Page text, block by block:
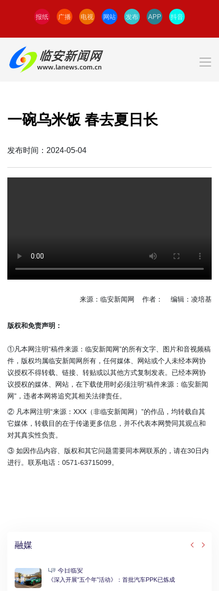
报纸 广播 电视 网站 发布 APP 抖音
一碗乌米饭 春去夏日长
发布时间：2024-05-04
来源：临安新闻网 作者： 编辑：凌培基
版权和免责声明：
①凡本网注明“稿件来源：临安新闻网”的所有文字、图片和音视频稿
件，版权均属临安新闻网所有，任何媒体、网站或个人未经本网协
议授权不得转载、链接、转贴或以其他方式复制发表。已经本网协
议授权的媒体、网站，在下载使用时必须注明“稿件来源：临安新闻
网”，违者本网将追究其相关法律责任。
② 凡本网注明“来源：XXX（非临安新闻网）”的作品，均转载自其
它媒体，转载目的在于传递更多信息，并不代表本网赞同其观点和
对其真实性负责。
③ 如因作品内容、版权和其它问题需要同本网联系的，请在30日内
进行。联系电话：0571-63715099。
融媒
今日临安
《深入开展“五个年”活动》：首批汽车PPK已炼成